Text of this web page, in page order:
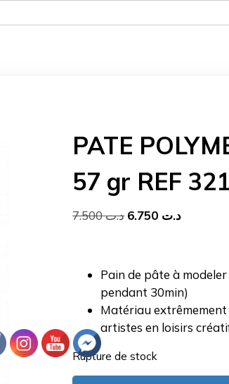
PATE
57 gr REF
د.ت7.500
Le
était :
د.تLe
Pain de pâte à
pendant 30min)
Matériau
artistes en loisirs
Rupture de stock